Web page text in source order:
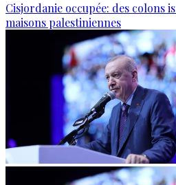
Cisjordanie occupée: des colons
maisons palestiniennes